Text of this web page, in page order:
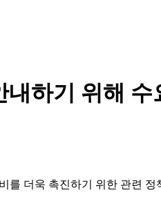
하기 위해
를 더욱 촉진하기 위한 관련